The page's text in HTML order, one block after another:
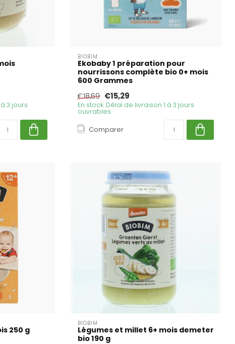
3 jours
BIOBIM
Ekobaby 1 préparation pour
nourrissons complète bio 0+ mois
600 Grammes
€18,69 €15,29
En stock. Délai de livraison 1 à 3 jours
ouvrables
Comparer
250 g
BIOBIM
Légumes et millet 6+ mois demeter
bio 190 g